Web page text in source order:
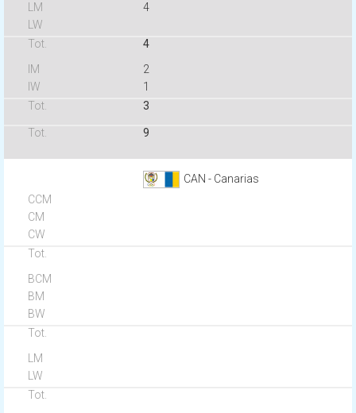
4
4
2
1
3
9
CAN - Canarias